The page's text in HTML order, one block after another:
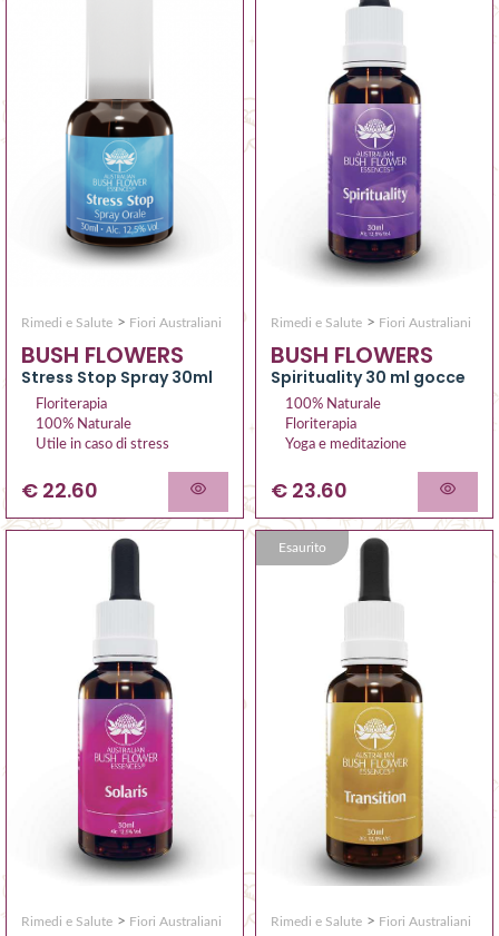
Rimedi e Salute > Fiori Australiani
BUSH FLOWERS
Stress Stop Spray 30ml
Floriterapia
100% Naturale
Utile in caso di stress
€ 22.60
Rimedi e Salute > Fiori Australiani
BUSH FLOWERS
Spirituality 30 ml gocce
100% Naturale
Floriterapia
Yoga e meditazione
€ 23.60
Rimedi e Salute > Fiori Australiani
Esaurito
Rimedi e Salute > Fiori Australiani